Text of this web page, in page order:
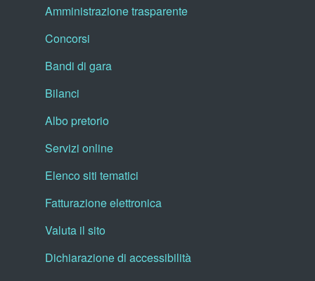
Amministrazione trasparente
Concorsi
Bandi di gara
Bilanci
Albo pretorio
Servizi online
Elenco siti tematici
Fatturazione elettronica
Valuta il sito
Dichiarazione di accessibilità